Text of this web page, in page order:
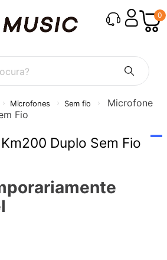
0
Microfones Sem fio
Microfone
Fio
Duplo Sem Fio